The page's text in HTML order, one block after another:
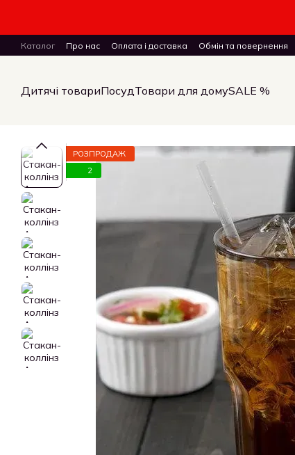
Каталог Про нас Оплата і доставка Обмін та повернення
ПУБЛІЧНИЙ ДОГОВІР (ОФЕРТА) на замовлення, купівлю-
Дитячі товариПосудТовари для домуSALE %
РОЗПРОДАЖ
2